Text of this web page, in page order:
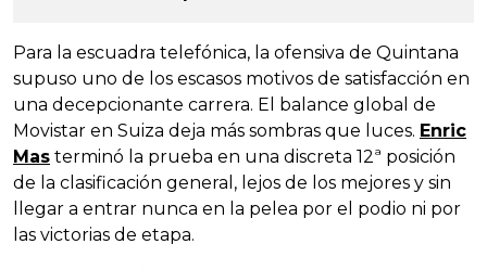
Para la escuadra telefónica, la ofensiva de Quintana
supuso uno de los escasos motivos de satisfacción en
una decepcionante carrera. El balance global de
Movistar en Suiza deja más sombras que luces. Enric
Mas terminó la prueba en una discreta 12ª posición
de la clasificación general, lejos de los mejores y sin
llegar a entrar nunca en la pelea por el podio ni por
las victorias de etapa.